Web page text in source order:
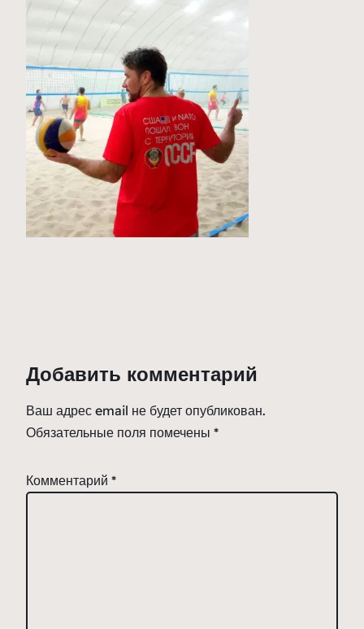
Добавить комментарий
Ваш адрес email не будет опубликован.
Обязательные поля помечены *
Комментарий *